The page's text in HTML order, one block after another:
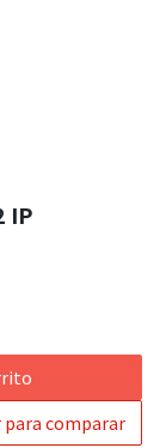
IP
para comparar